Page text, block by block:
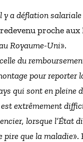
y a déflation
proche
Royaume-Uni».
du
pour reporter
qui sont en pleine
extrêmement
lorsque l’État
pire que la maladie».